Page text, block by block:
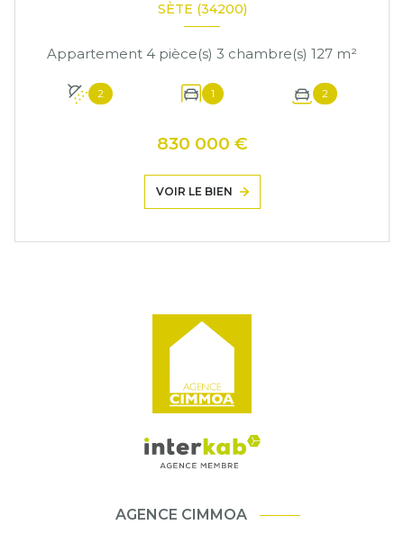
SÈTE (34200)
Appartement 4 pièce(s) 3 chambre(s) 127 m²
2 1 2
830 000 €
VOIR LE BIEN
AGENCE CIMMOA